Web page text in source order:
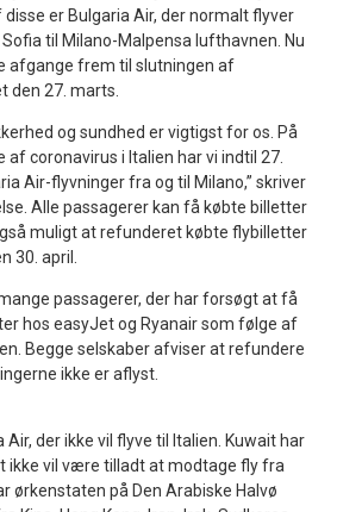
er Bulgaria Air, der normalt flyver
til Milano-Malpensa lufthavnen. Nu
afgange frem til slutningen af
den 27. marts.
og sundhed er vigtigst for os. På
coronavirus i Italien har vi indtil 27.
Air-flyvninger fra og til Milano,” skriver
Alle passagerer kan få købte billetter
muligt at refunderet købte flybilletter
30. april.
passagerer, der har forsøgt at få
hos easyJet og Ryanair som følge af
Begge selskaber afviser at refundere
ikke er aflyst.
Air, der ikke vil flyve til Italien. Kuwait har
ikke vil være tilladt at modtage fly fra
ørkenstaten på Den Arabiske Halvø